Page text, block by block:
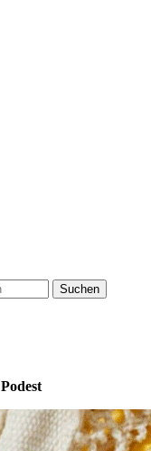
Suchen